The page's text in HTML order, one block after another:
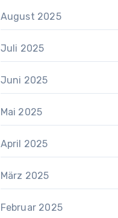
August 2025
Juli 2025
Juni 2025
Mai 2025
April 2025
März 2025
Februar 2025